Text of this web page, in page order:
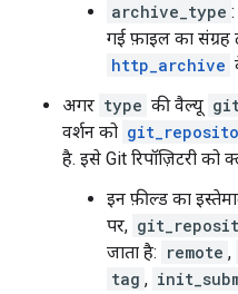
archive_type
गई फ़ाइल का संग्रह
http_archive
अगर type की वैल्यू
वर्शन को
है. इसे Git रिपॉज़िटरी को
इन फ़ील्ड का
पर,
जाता है: remote ,
tag ,